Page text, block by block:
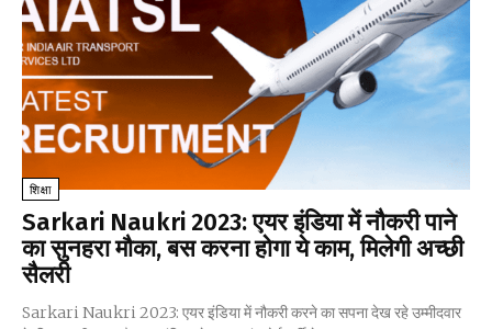
शिक्षा
Sarkari Naukri 2023: एयर इंडिया में नौकरी पाने
का सुनहरा मौका, बस करना होगा ये काम, मिलेगी अच्छी
सैलरी
Sarkari Naukri 2023: एयर इंडिया में नौकरी करने का सपना देख रहे उम्मीदवार